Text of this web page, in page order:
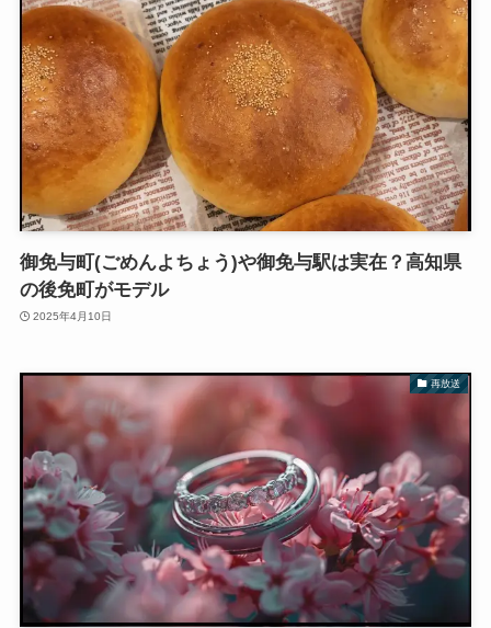
御免与町(ごめんよちょう)や御免与駅は実在？高知県
の後免町がモデル
2025年4月10日
再放送